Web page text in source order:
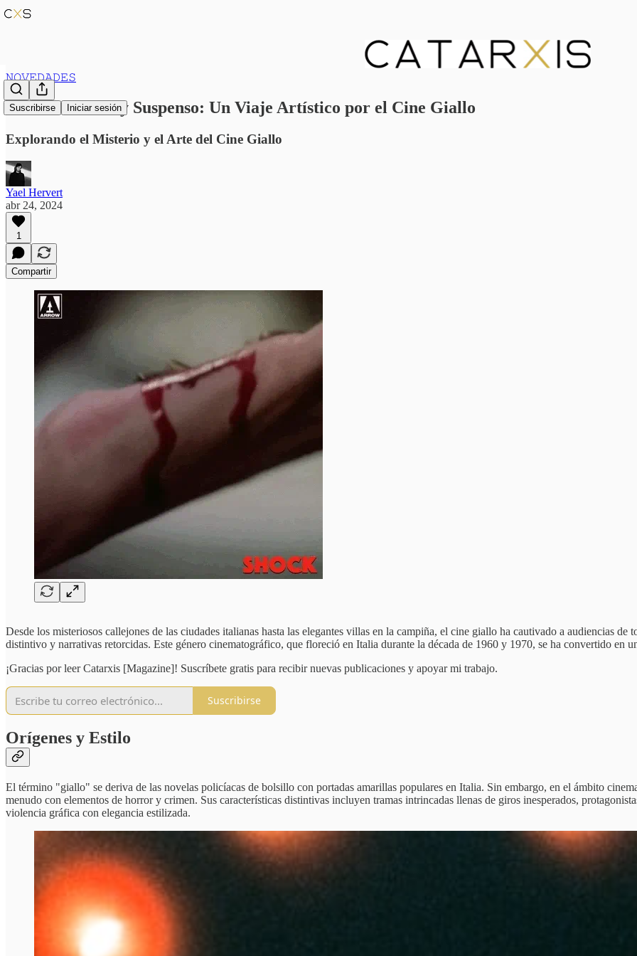
Suscribirse Iniciar sesión
𝙽𝙾𝚅𝙴𝙳𝙰𝙳𝙴𝚂
Entre Sombras y Suspenso: Un Viaje Artístico por el Cine Giallo
Explorando el Misterio y el Arte del Cine Giallo
Yael Hervert
abr 24, 2024
1
Compartir
Desde los misteriosos callejones de las ciudades italianas hasta las elegantes villas en la campiña, el cine giallo ha cautivado a audiencias
distintivo y narrativas retorcidas. Este género cinematográfico, que floreció en Italia durante la década de 1960 y 1970, se ha convertido en
¡Gracias por leer Catarxis [Magazine]! Suscríbete gratis para recibir nuevas publicaciones y apoyar mi trabajo.
Suscribirse
Orígenes y Estilo
El término "giallo" se deriva de las novelas policíacas de bolsillo con portadas amarillas populares en Italia. Sin embargo, en el ámbito
menudo con elementos de horror y crimen. Sus características distintivas incluyen tramas intrincadas llenas de giros inesperados,
violencia gráfica con elegancia estilizada.